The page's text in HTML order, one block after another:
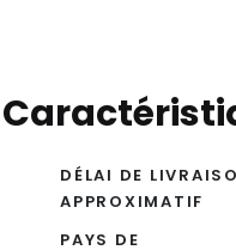
DÉLAI DE
APPROXIMATIF
PAYS DE